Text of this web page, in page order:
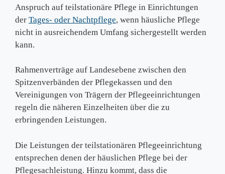
Anspruch auf teilstationäre Pflege in Einrichtungen
der Tages- oder Nachtpflege, wenn häusliche Pflege
nicht in ausreichendem Umfang sichergestellt werden
kann.
Rahmenverträge auf Landesebene zwischen den
Spitzenverbänden der Pflegekassen und den
Vereinigungen von Trägern der Pflegeeinrichtungen
regeln die näheren Einzelheiten über die zu
erbringenden Leistungen.
Die Leistungen der teilstationären Pflegeeinrichtung
entsprechen denen der häuslichen Pflege bei der
Pflegesachleistung. Hinzu kommt, dass die